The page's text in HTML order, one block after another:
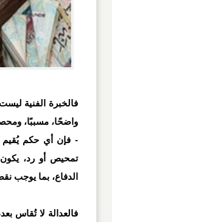
فالخبرة الفنية
واضحًا، مسببًا،
- فإن أي حكم
تمحيص أو رد،
الدفاع، بما يوجب
فالعدالة لا تُقاس